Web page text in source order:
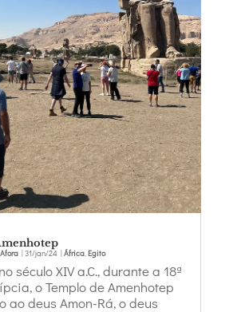
| 31/jan/24| África, Egito
século XIV a.C., durante a 18ª
o Templo de Amenhotep
ao deus Amon-Rá, o deus